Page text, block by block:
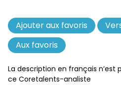
Ajouter aux favoris
des
Aux favoris
La description en français n’est
ce Coretalents-analiste